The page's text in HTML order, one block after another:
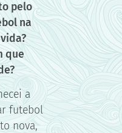
pelo
na
que
a
futebol
nova,